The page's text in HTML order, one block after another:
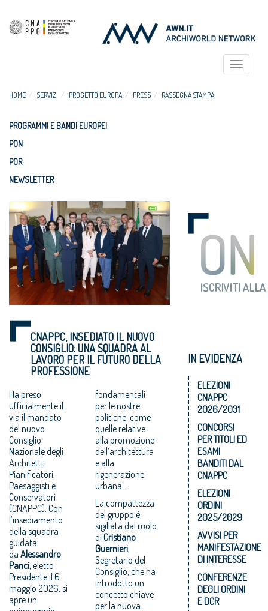
Toggle
HOME SERVIZI PROGETTO EUROPA PRESS RASSEGNA STAMPA
PROGRAMMI E BANDI EUROPEI
PON
POR
NEWSLETTER
CNAPPC, INSEDIATO IL NUOVO
CONSIGLIO: UNA SQUADRA AL
LAVORO PER IL FUTURO DELLA
PROFESSIONE
Ha preso
ufficialmente il
via il mandato
del nuovo
Consiglio
Nazionale degli
Architetti,
Pianificatori,
Paesaggisti e
Conservatori
(CNAPPC). Con
l’insediamento
della squadra
guidata
da Alessandro
Panci, eletto
Presidente il 6
maggio 2026, si
apre un
fondamentali
per le nostre
politiche, come
quelle relative
alla promozione
dell’architettura
e alla
rigenerazione
urbana".
La compattezza
del gruppo è
sigillata dal ruolo
diCristiano
Guernieri,
Segretario del
Consiglio, che ha
introdotto un
concetto chiave
per la nuova
IN EVIDENZA
ELEZIONI
CNAPPC
2026/2031
CONCORSI
PER TITOLI ED
ESAMI
BANDITI DAL
CNAPPC
ELEZIONI
ORDINI
2025/2029
AVVISI PER
MANIFESTAZIONE
DI INTERESSE
CONFERENZE
DEGLI ORDINI
E DCR